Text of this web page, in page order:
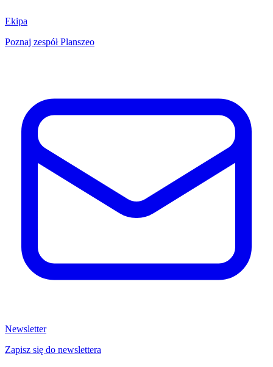
Ekipa
Poznaj zespół Planszeo
Newsletter
Zapisz się do newslettera